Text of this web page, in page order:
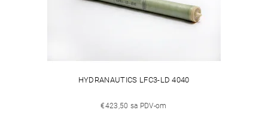
HYDRANAUTICS LFC3-LD 4040
€423,50 sa PDV-om